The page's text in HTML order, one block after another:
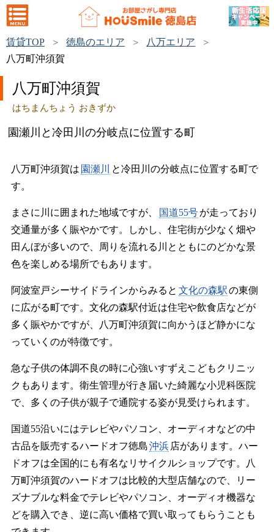
賃貸TOP 徳島のエリア
八万エリア
八万町沖須賀
八万町沖須賀
はちまんちょう おきずか
園瀬川と冷田川の分岐点に位置する町
八万町沖須賀は 園瀬川
と冷田川の分岐点に位置する町で
す。
まさに川に囲まれた地域ですが、 国道55号が走っており
交通量が多く賑やかです。しかし、住宅街が少なく畑や
田んぼが多いので、周りを流れる川とともにのどかな景
色を楽しめる場所でもあります。
阿波室戸シーサイドラインからみると 文化の森駅の東側
に広がる町です。文化の森駅付近は住宅や飲食店などが
多く賑やかですが、八万町沖須賀に向かうほど静かにな
っていくのが特徴です。
急な子供の体調不良の時に心強いすずえこどもクリニッ
クもあります。衛生管理が行き届いた綺麗な小児科医院
で、多くの子供が親子で通院する姿が見受けられます。
国道55沿いにはテレビやパソコン、オーディオなどの中
古品を販売するハードオフ徳島沖浜 店があります。ハー
ドオフは全国的にも有名なリサイクルショップです。八
万町沖須賀のハードオフは比較的大型店舗なので、リー
ズナブルな料金でテレビやパソコン、オーディオ機器な
どを購入でき、逆に高い価格で買い取ってもらうことも